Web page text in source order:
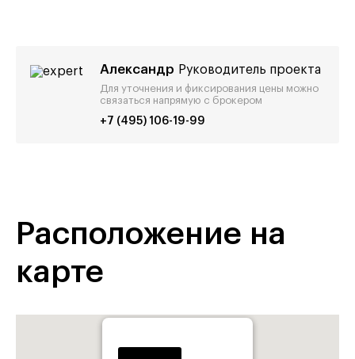
Александр Руководитель проекта
Для уточнения и фиксирования цены можно
связаться напрямую с брокером
+7 (495) 106-19-99
Расположение на
карте